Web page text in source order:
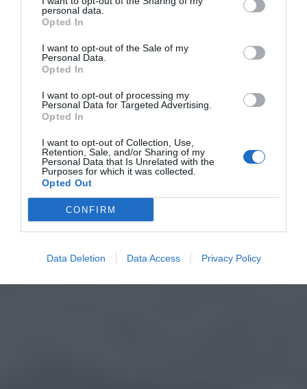
personal data.
Opted In
I want to opt-out of the Sale of my
Personal Data.
Opted In
I want to opt-out of processing my
Personal Data for Targeted Advertising.
Opted In
I want to opt-out of Collection, Use,
Retention, Sale, and/or Sharing of my
Personal Data that Is Unrelated with the
Purposes for which it was collected.
Opted Out
CONFIRM
Data Deletion Data Access Privacy Policy